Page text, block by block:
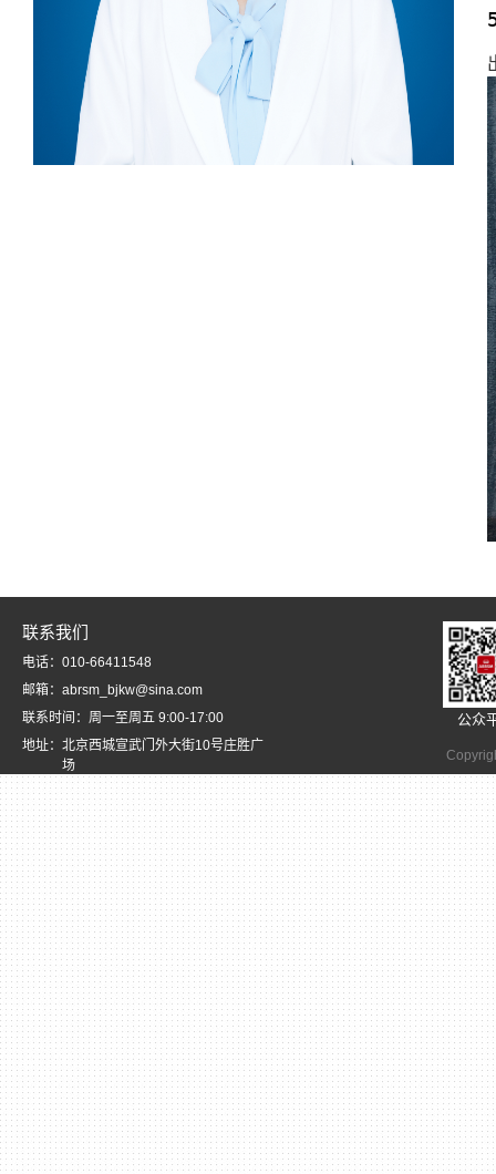
联系我们
电话：010-66411548
邮箱：abrsm_bjkw@sina.com
联系时间：周一至周五 9:00-17:00
地址：北京西城宣武门外大街10号庄胜广
场
公众